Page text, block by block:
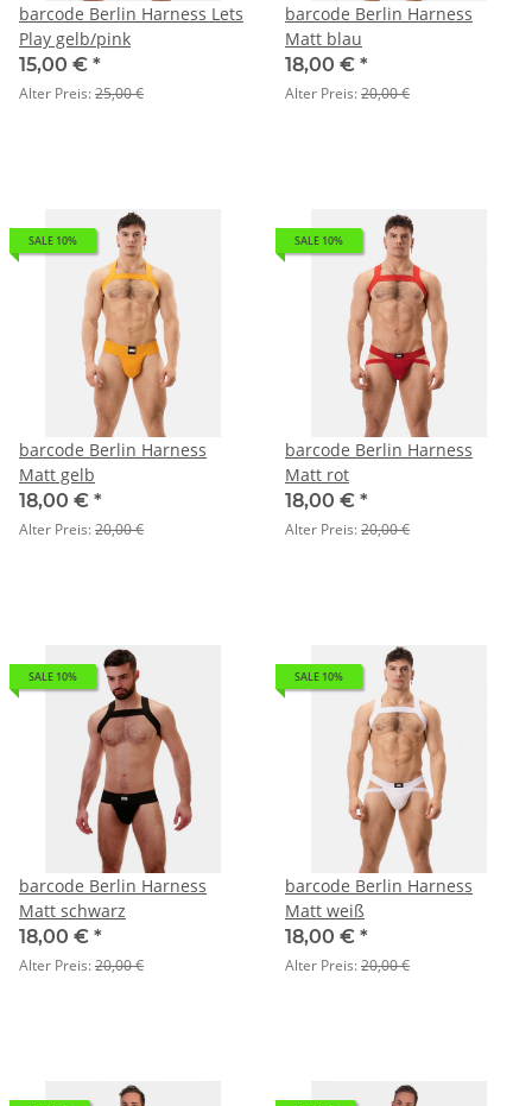
barcode Berlin Harness Lets
Play gelb/pink
15,00 € *
Alter Preis:25,00 €
barcode Berlin Harness
Matt blau
18,00 € *
Alter Preis:20,00 €
SALE 10%
barcode Berlin Harness
Matt gelb
18,00 € *
Alter Preis:20,00 €
SALE 10%
barcode Berlin Harness
Matt rot
18,00 € *
Alter Preis:20,00 €
SALE 10%
barcode Berlin Harness
Matt schwarz
18,00 € *
Alter Preis:20,00 €
SALE 10%
barcode Berlin Harness
Matt weiß
18,00 € *
Alter Preis:20,00 €